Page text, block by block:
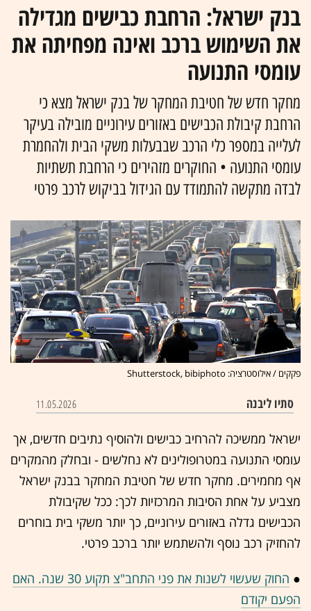
בנק ישראל: הרחבת כבישים מגדילה
את השימוש ברכב ואינה מפחיתה את
עומסי התנועה
מחקר חדש של חטיבת המחקר של בנק ישראל מצא כי
הרחבת קיבולת הכבישים באזורים עירוניים מובילה בעיקר
לעלייה במספר כלי הרכב שבבעלות משקי הבית ולהחמרת
עומסי התנועה • החוקרים מזהירים כי הרחבת תשתיות
לבדה מתקשה להתמודד עם הגידול בביקוש לרכב פרטי
פקקים / אילוסטרציה: Shutterstock, bibiphoto
סתיו ליבנה 11.05.2026
ישראל ממשיכה להרחיב כבישים ולהוסיף נתיבים חדשים, אך
עומסי התנועה במטרופולינים לא נחלשים - ובחלק מהמקרים
אף מחמירים. מחקר חדש של חטיבת המחקר בבנק ישראל
מצביע על אחת הסיבות המרכזיות לכך: ככל שקיבולת
הכבישים גדלה באזורים עירוניים, כך יותר משקי בית בוחרים
להחזיק רכב נוסף ולהשתמש יותר ברכב פרטי.
●
החוק שעשוי לשנות את פני התחב"צ תקוע 30 שנה. האם
הפעם יקודם